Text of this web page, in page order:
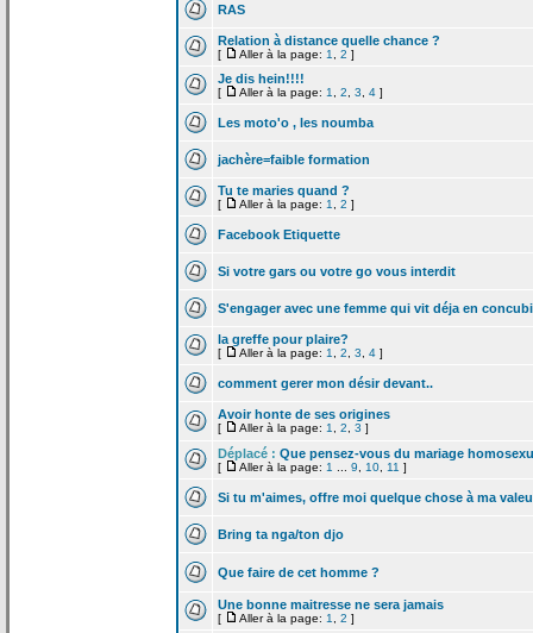
RAS
Relation à distance quelle chance ?
[ Aller à la page: 1 2 ]
Je dis hein!!!!
[ Aller à la page: 1 2 3 4 ]
Les moto'o , les noumba
jachère=faible formation
Tu te maries quand ?
[ Aller à la page: 1 2 ]
Facebook Etiquette
Si votre gars ou votre go vous interdit
S'engager avec une femme qui vit déja en
la greffe pour plaire?
[ Aller à la page: 1 2 3 4 ]
comment gerer mon désir devant..
Avoir honte de ses origines
[ Aller à la page: 1 2 3 ]
Déplacé : Que pensez-vous du mariage
[ Aller à la page: 1 9 10 11 ]
Si tu m'aimes, offre moi quelque chose à ma
Bring ta nga/ton djo
Que faire de cet homme ?
Une bonne maitresse ne sera jamais
[ Aller à la page: 1 2 ]